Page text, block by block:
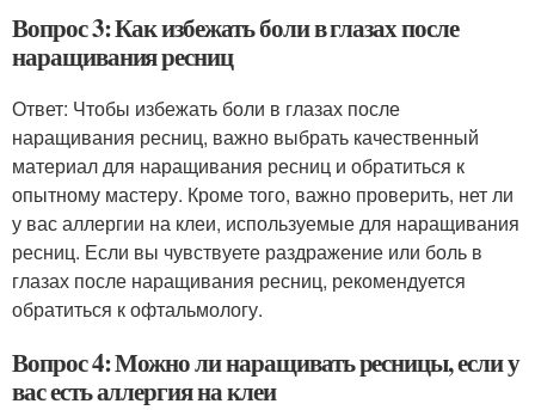
Вопрос 3: Как избежать боли в глазах после
наращивания ресниц
Ответ: Чтобы избежать боли в глазах после
наращивания ресниц, важно выбрать качественный
материал для наращивания ресниц и обратиться к
опытному мастеру. Кроме того, важно проверить, нет ли
у вас аллергии на клеи, используемые для наращивания
ресниц. Если вы чувствуете раздражение или боль в
глазах после наращивания ресниц, рекомендуется
обратиться к офтальмологу.
Вопрос 4: Можно ли наращивать ресницы, если у
вас есть аллергия на клеи